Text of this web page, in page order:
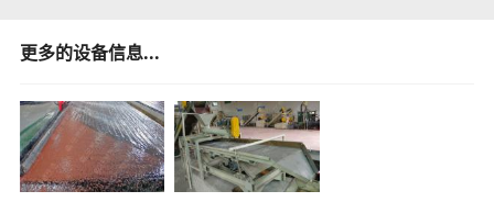
更多的设备信息...